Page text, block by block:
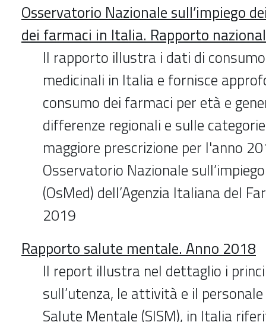
Osservatorio Nazionale sull’impiego
dei farmaci in Italia. Rapporto
Il rapporto illustra i dati di
medicinali in Italia e fornisce
consumo dei farmaci per età e
differenze regionali e sulle
maggiore prescrizione per l'anno
Osservatorio Nazionale
(OsMed) dell’Agenzia Italiana del
2019
Rapporto salute mentale. Anno 2018
Il report illustra nel dettaglio i
sull’utenza, le attività e il
Salute Mentale (SISM), in Italia